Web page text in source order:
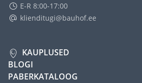
E-R 8:00-17:00
klienditugi@bauhof.ee
KAUPLUSED
BLOGI
PABERKATALOOG